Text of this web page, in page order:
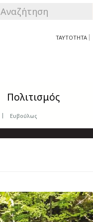
SEARCH
ΤΑΥΤΟΤΗΤΑ
Πολιτισμός
Ευβούλως